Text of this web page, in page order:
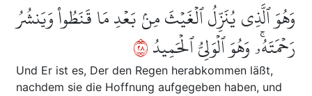
وَهُوَ ٱلَّذِي يُنَزِّلُ ٱلۡغَيۡثَ مِنۢ بَعۡدِ مَا قَنَطُواْ وَيَنشُرُ
رَحۡمَتَهُۥۚ وَهُوَ ٱلۡوَلِيُّ ٱلۡحَمِيدُ٨٢
Und Er ist es, Der den Regen herabkommen läßt,
nachdem sie die Hoffnung aufgegeben haben, und